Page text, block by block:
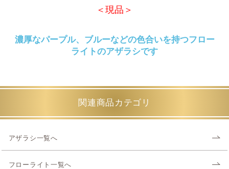
＜現品＞
濃厚なパープル、ブルーなどの色合いを持つフロー
ライトのアザラシです
関連商品カテゴリ
アザラシ一覧へ
フローライト一覧へ